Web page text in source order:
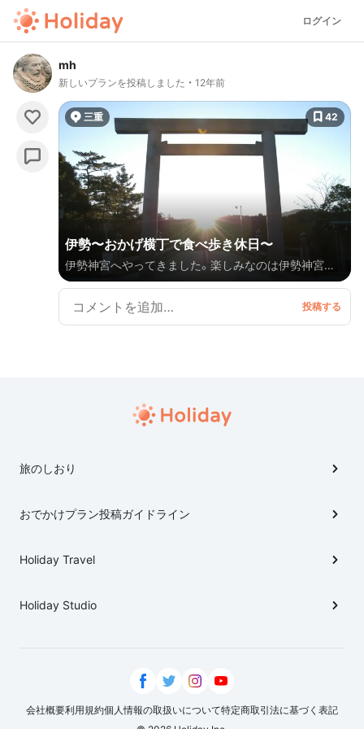
ログイン
mh
新しいプランを投稿しました 12年前
三重 42
伊勢〜おかげ横丁で食べ歩き休日〜
伊勢神宮へやってきました。楽しみなのは伊勢神宮は
もちろんですが、なんといってもおかげ横丁での食べ歩
き。江戸時代の街並を再現したこのエリアは雰囲気が
とても素敵です。お昼はがっつり食べずに食べ歩きな
旅のしおり
おでかけプラン投稿ガイドライン
Holiday Travel
Holiday Studio
会社概要利用規約個人情報の取扱いについて特定商取引法に基づく表記